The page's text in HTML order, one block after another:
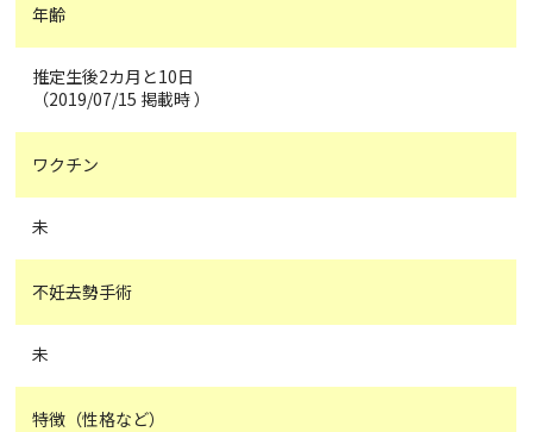
年齢
推定生後2カ月と10日
（2019/07/15 掲載時 ）
ワクチン
未
不妊去勢手術
未
特徴（性格など）